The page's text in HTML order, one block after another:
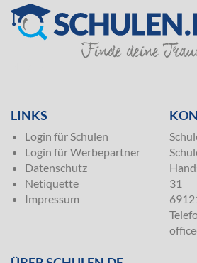
LINKS
Login für Schulen
Login für Werbepartner
Datenschutz
Netiquette
Impressum
31